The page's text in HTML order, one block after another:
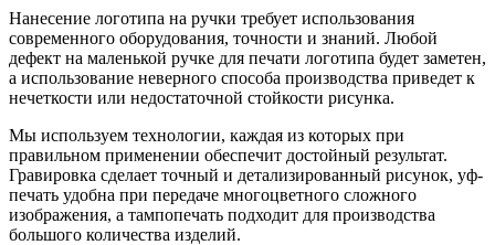
Нанесение логотипа на ручки требует использования
современного оборудования, точности и знаний. Любой
дефект на маленькой ручке для печати логотипа будет заметен,
а использование неверного способа производства приведет к
нечеткости или недостаточной стойкости рисунка.
Мы используем технологии, каждая из которых при
правильном применении обеспечит достойный результат.
Гравировка сделает точный и детализированный рисунок, уф-
печать удобна при передаче многоцветного сложного
изображения, а тампопечать подходит для производства
большого количества изделий.